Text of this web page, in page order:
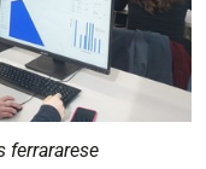
ferrararese